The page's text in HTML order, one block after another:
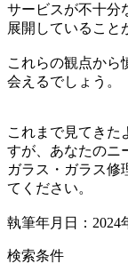
サービスが不十分
展開していること
これらの観点から
会えるでしょう。
これまで見てきた
すが、あなたのニ
ガラス・ガラス修
てください。
執筆年月日：2024
検索条件